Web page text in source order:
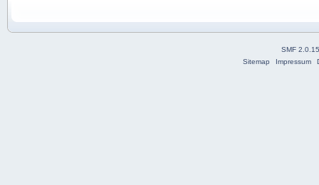
SMF
Sitemap
Impressum